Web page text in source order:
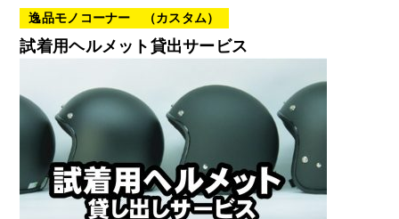
逸品モノコーナー （カスタム）
試着用ヘルメット貸出サービス